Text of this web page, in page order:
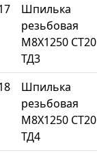
Шпилька
резьбовая
М8Х1250 СТ20
ТД3
Шпилька
резьбовая
М8Х1250 СТ20
ТД4